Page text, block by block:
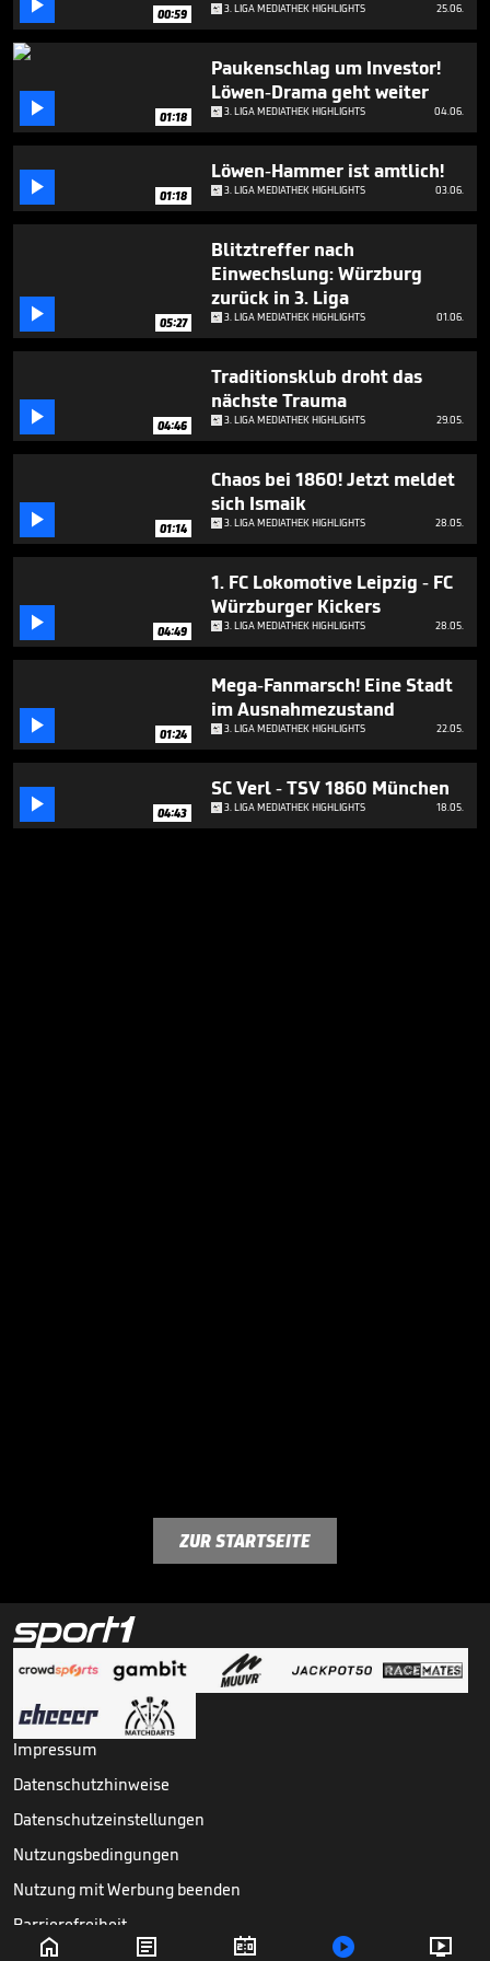
minutes,
2
seconds
 00:59 3. LIGA MEDIATHEK HIGHLIGHTS 25.06.
 01:18
Paukenschlag um Investor!
Löwen-Drama geht weiter
3. LIGA MEDIATHEK HIGHLIGHTS 04.06.
 01:18
Löwen-Hammer ist amtlich!
3. LIGA MEDIATHEK HIGHLIGHTS 03.06.
 05:27
Blitztreffer nach
Einwechslung: Würzburg
zurück in 3. Liga
3. LIGA MEDIATHEK HIGHLIGHTS 01.06.
 04:46
Traditionsklub droht das
nächste Trauma
3. LIGA MEDIATHEK HIGHLIGHTS 29.05.
 01:14
Chaos bei 1860! Jetzt meldet
sich Ismaik
3. LIGA MEDIATHEK HIGHLIGHTS 28.05.
 04:49
1. FC Lokomotive Leipzig - FC
Würzburger Kickers
3. LIGA MEDIATHEK HIGHLIGHTS 28.05.
 01:24
Mega-Fanmarsch! Eine Stadt
im Ausnahmezustand
3. LIGA MEDIATHEK HIGHLIGHTS 22.05.
 04:43
SC Verl - TSV 1860 München
3. LIGA MEDIATHEK HIGHLIGHTS 18.05.
    
ZUR STARTSEITE
Impressum
Datenschutzhinweise
Datenschutzeinstellungen
Nutzungsbedingungen
Nutzung mit Werbung beenden
Barrierefreiheit